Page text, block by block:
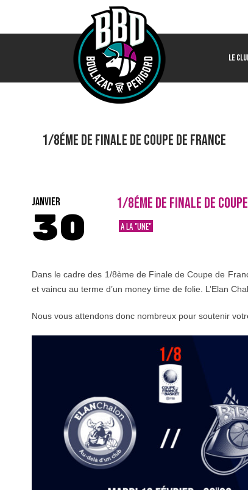
LE
1/8éme DE FINALE DE COUPE DE FRANCE
JANVIER
30
1/8ÉME DE FINALE DE
A LA "UNE"
Dans le cadre des 1/8ème de Finale de Coupe de
et vaincu au terme d’un money time de folie. L’Elan
Nous vous attendons donc nombreux pour soutenir